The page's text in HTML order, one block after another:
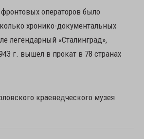
операторов было
хронико-документальных
легендарный «Сталинград»,
г. вышел в прокат в 78 странах
краеведческого музея